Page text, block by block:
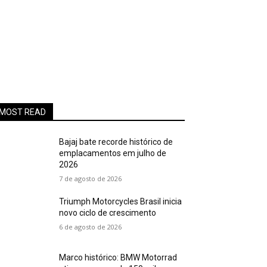
MOST READ
Bajaj bate recorde histórico de
emplacamentos em julho de
2026
7 de agosto de 2026
Triumph Motorcycles Brasil inicia
novo ciclo de crescimento
6 de agosto de 2026
Marco histórico: BMW Motorrad